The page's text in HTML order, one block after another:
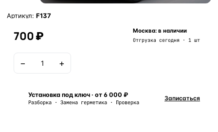
Артикул: F137
700 ₽ Москва: в наличии
Отгрузка сегодня · 1 шт
− +
Установка под ключ · от 6 000 ₽
Разборка · Замена герметика · Проверка
Записаться